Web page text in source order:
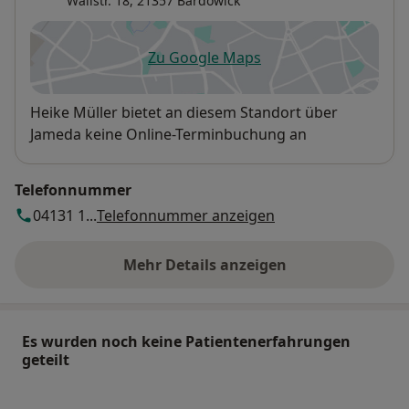
Zu Google Mapsöffnet in einer neuen
Verfügbarkeit
Heike Müller bietet an diesem Standort über
Jameda keine Online-Terminbuchung an
Telefonnummer
04131 1...Telefonnummer anzeigen
Mehr Details anzeigen
über die Adresse
Es wurden noch keine Patientenerfahrungen
geteilt